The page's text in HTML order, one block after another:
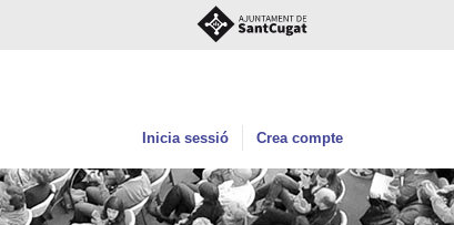
Inicia sessió Crea compte